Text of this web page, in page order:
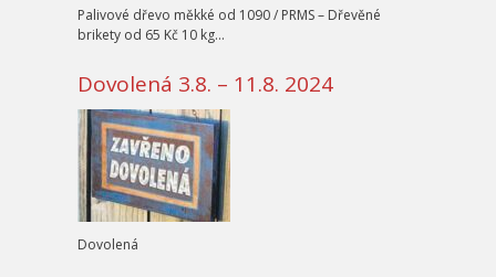
Palivové dřevo měkké od 1090 / PRMS – Dřevěné
brikety od 65 Kč 10 kg…
Dovolená 3.8. – 11.8. 2024
Dovolená